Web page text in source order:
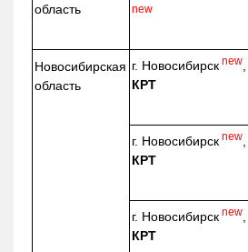
область
new
Новосибирская
область
г. Новосибирск new,
КРТ
г. Новосибирск new,
КРТ
г. Новосибирск new,
КРТ